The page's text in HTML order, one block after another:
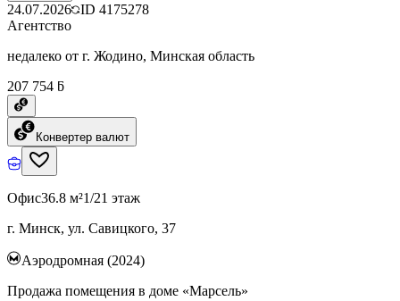
24.07.2026 ID 4175278
Агентство
недалеко от г. Жодино, Минская область
207 754 ƃ
Конвертер валют
Офис36.8 м²1/21 этаж
г. Минск, ул. Савицкого, 37
Аэродромная (2024)
Продажа помещения в доме «Марсель»